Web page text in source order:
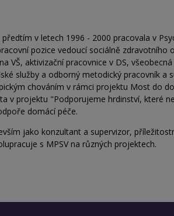
v letech 1996 - 2000 pracovala v
pozice vedoucí sociálně zdravotního
VŠ, aktivizační pracovnice v DS,
služby a odborný metodický pracovník a
chováním v rámci projektu Most do
v projektu "Podporujeme hrdinství, které
domácí péče.
jako konzultant a supervizor,
s MPSV na různých projektech.